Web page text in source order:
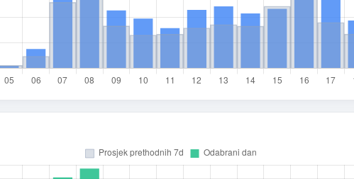
Predloži poboljšanje ove stranice
Što bi ti ovdje bilo korisno? Koje pitanje želiš da ova stranica može
odgovoriti? (npr. “kada je najpraznije?”, “što znači ovaj skok?”, “što
još usporediti?”)